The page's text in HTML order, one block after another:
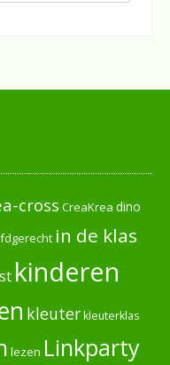
cross CreaKrea dino
in de klas
kinderen
kleuterkleuterklas
lezen Linkparty